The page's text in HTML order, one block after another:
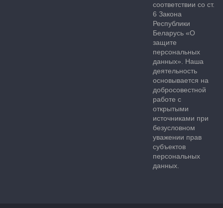
соответствии со ст.
6 Закона
Республики
Беларусь «О
защите
персональных
данных». Наша
деятельность
основывается на
добросовестной
работе с
открытыми
источниками при
безусловном
уважении прав
субъектов
персональных
данных.